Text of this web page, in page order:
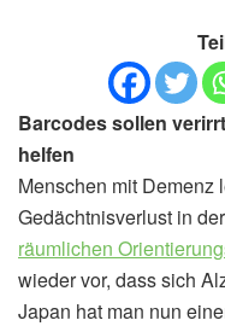
Barcodes sollen
helfen
Menschen mit Demenz
Gedächtnisverlust in
räumlichen
wieder vor, dass sich
Japan hat man nun